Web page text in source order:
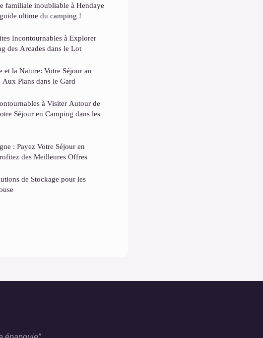
familiale inoubliable à Hendaye
ultime du camping !
Incontournables à Explorer
des Arcades dans le Lot
et la Nature: Votre Séjour au
Plans dans le Gard
à Visiter Autour de
Séjour en Camping dans les
: Payez Votre Séjour en
des Meilleures Offres
de Stockage pour les